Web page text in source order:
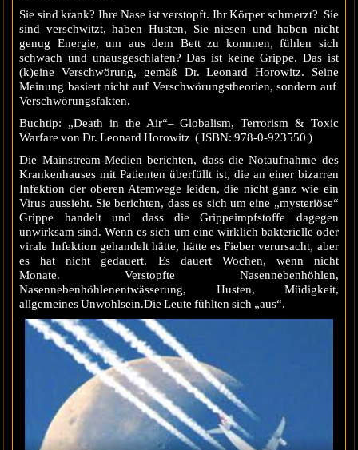
Sie sind krank? Ihre Nase ist verstopft. Ihr Körper schmerzt? Sie
sind verschwitzt, haben Husten, Sie niesen und haben nicht
genug Energie, um aus dem Bett zu kommen, fühlen sich
schwach und unausgeschlafen? Das ist keine Grippe. Das ist
(k)eine Verschwörung, gemäß Dr. Leonard Horowitz. Seine
Meinung basiert nicht auf Verschwörungstheorien, sondern auf
Verschwörungsfakten.
Buchtip: „Death in the Air“– Globalism, Terrorism & Toxic
Warfare von Dr. Leonard Horowitz ( ISBN: 978-0-923550 )
Die Mainstream-Medien berichten, dass die Notaufnahme des
Krankenhauses mit Patienten überfüllt ist, die an einer bizarren
Infektion der oberen Atemwege leiden, die nicht ganz wie ein
Virus aussieht. Sie berichten, dass es sich um eine „mysteriöse“
Grippe handelt und dass die Grippeimpfstoffe dagegen
unwirksam sind. Wenn es sich um eine wirklich bakterielle oder
virale Infektion gehandelt hätte, hätte es Fieber verursacht, aber
es hat nicht gedauert. Es dauert Wochen, wenn nicht
Monate. Verstopfte Nasennebenhöhlen,
Nasennebenhöhlenentwässerung, Husten, Müdigkeit,
allgemeines Unwohlsein.Die Leute fühlten sich „aus“.